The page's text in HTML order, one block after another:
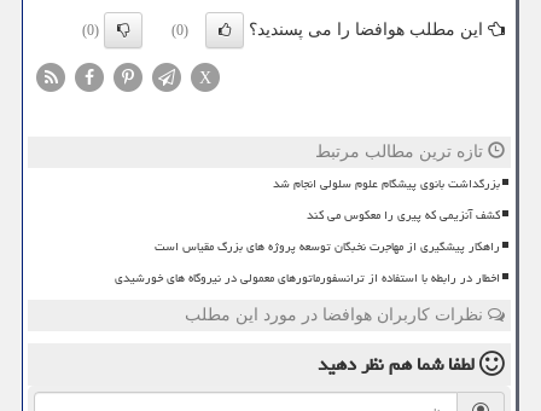
این مطلب هوافضا را می پسندید؟ (0)
(0)
X
تازه ترین مطالب مرتبط
بزرگداشت بانوی پیشگام علوم سلولی انجام شد
کشف آنزیمی که پیری را معکوس می کند
راهکار پیشگیری از مهاجرت نخبگان توسعه پروژه های بزرگ مقیاس است
اخطار در رابطه با استفاده از ترانسفورماتورهای معمولی در نیروگاه های خورشیدی
نظرات کاربران هوافضا در مورد این مطلب
لطفا شما همنظر دهید